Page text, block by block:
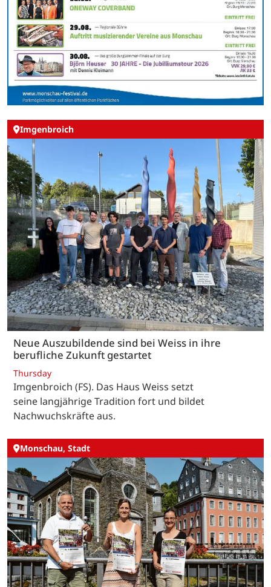
Imgenbroich
Neue Auszubildende sind bei Weiss in ihre
berufliche Zukunft gestartet
Thursday
Imgenbroich (FS). Das Haus Weiss setzt
seine langjährige Tradition fort und bildet
Nachwuchskräfte aus.
Monschau, Stadt